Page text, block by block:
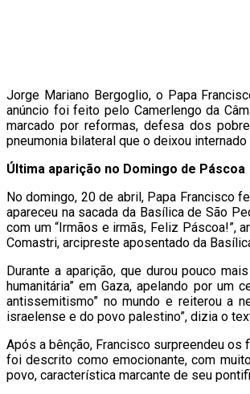
Jorge Mariano Bergoglio, o Papa
anúncio foi feito pelo Camerlengo da
marcado por reformas, defesa dos
pneumonia bilateral que o deixou
Última aparição no Domingo de Páscoa
No domingo, 20 de abril, Papa Francisco
apareceu na sacada da Basílica de São
com um “Irmãos e irmãs, Feliz Páscoa!”,
Comastri, arcipreste aposentado da
Durante a aparição, que durou pouco
humanitária” em Gaza, apelando por
antissemitismo” no mundo e reiterou a
israelense e do povo palestino”, dizia o
Após a bênção, Francisco surpreendeu
foi descrito como emocionante, com
povo, característica marcante de seu